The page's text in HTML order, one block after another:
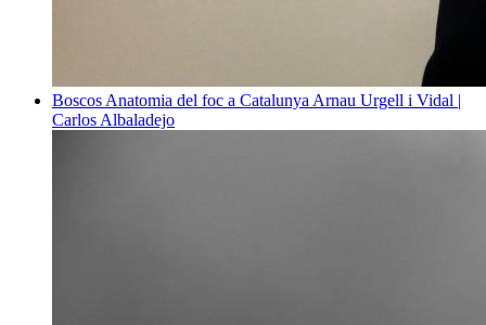
Boscos Anatomia del foc a Catalunya Arnau Urgell i Vidal |
Carlos Albaladejo